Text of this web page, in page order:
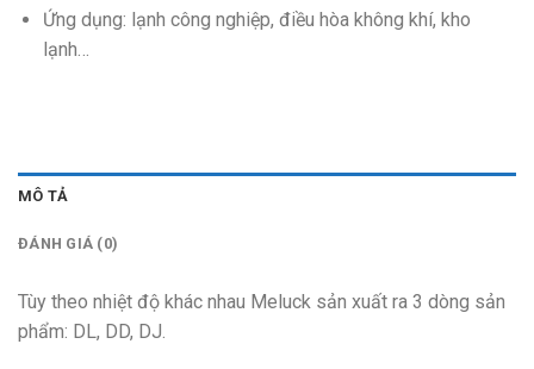
Ứng dụng: lạnh công nghiệp, điều hòa không khí, kho
lạnh…
MÔ TẢ
ĐÁNH GIÁ (0)
Tùy theo nhiệt độ khác nhau Meluck sản xuất ra 3 dòng sản
phẩm: DL, DD, DJ.